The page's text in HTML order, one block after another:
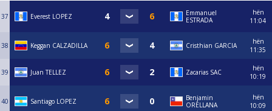
37 Everest LOPEZ
Emmanuel
ESTRADA
hën
11:04
38 Keggan CALZADILLA Cristhian GARCIA
hën
11:35
39 Juan TELLEZ Zacarias SAC
hën
10:19
40 Santiago LOPEZ
Benjamin
ORELLANA
hën
10:09